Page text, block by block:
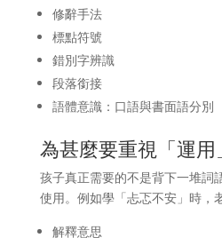
修辭手法
標點符號
錯別字辨識
段落銜接
語體意識：口語與書面語分別
為甚麼要重視「運用
孩子真正需要的不是背下一堆詞
使用。例如學「忐忑不安」時，
解釋意思